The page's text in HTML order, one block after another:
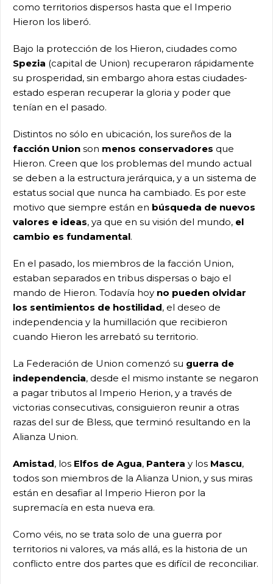
como territorios dispersos hasta que el Imperio
Hieron los liberó.
Bajo la protección de los Hieron, ciudades como
Spezia (capital de Union) recuperaron rápidamente
su prosperidad, sin embargo ahora estas ciudades-
estado esperan recuperar la gloria y poder que
tenían en el pasado.
Distintos no sólo en ubicación, los sureños de la
facción Union son menos conservadores que
Hieron. Creen que los problemas del mundo actual
se deben a la estructura jerárquica, y a un sistema de
estatus social que nunca ha cambiado. Es por este
motivo que siempre están en búsqueda de nuevos
valores e ideas, ya que en su visión del mundo, el
cambio es fundamental.
En el pasado, los miembros de la facción Union,
estaban separados en tribus dispersas o bajo el
mando de Hieron. Todavía hoy no pueden olvidar
los sentimientos de hostilidad, el deseo de
independencia y la humillación que recibieron
cuando Hieron les arrebató su territorio.
La Federación de Union comenzó su guerra de
independencia, desde el mismo instante se negaron
a pagar tributos al Imperio Herion, y a través de
victorias consecutivas, consiguieron reunir a otras
razas del sur de Bless, que terminó resultando en la
Alianza Union.
Amistad, los Elfos de Agua, Pantera y los Mascu,
todos son miembros de la Alianza Union, y sus miras
están en desafiar al Imperio Hieron por la
supremacía en esta nueva era.
Como véis, no se trata solo de una guerra por
territorios ni valores, va más allá, es la historia de un
conflicto entre dos partes que es difícil de reconciliar.